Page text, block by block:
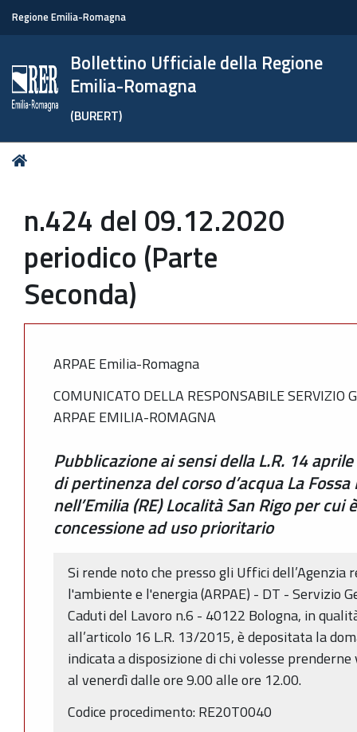
Regione Emilia-Romagna
Bollettino Ufficiale della Regione
Emilia-Romagna
(BURERT)
Tu
n.424 del 09.12.2020
periodico (Parte
Seconda)
ARPAE Emilia-Romagna
COMUNICATO DELLA RESPONSABILE SERVIZIO
ARPAE EMILIA-ROMAGNA
Pubblicazione ai sensi della L.R. 14
di pertinenza del corso d’acqua La
nell’Emilia (RE) Località San Rigo per
concessione ad uso prioritario
Si rende noto che presso gli Uffici dell’Agenzia
l'ambiente e l'energia (ARPAE) - DT - Servizio
Caduti del Lavoro n.6 - 40122 Bologna, in
all’articolo 16 L.R. 13/2015, è depositata la
indicata a disposizione di chi volesse
al venerdì dalle ore 9.00 alle ore 12.00.
Codice procedimento: RE20T0040